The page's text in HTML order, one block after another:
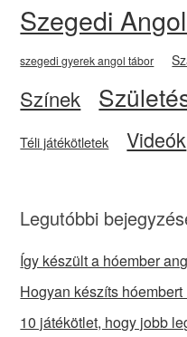
Szegedi
szegedi gyerek angol tábor
Színek
Téli játékötletek Videók
Legutóbbi
Így készült a hóember
Hogyan készíts
10 játékötlet, hogy jobb